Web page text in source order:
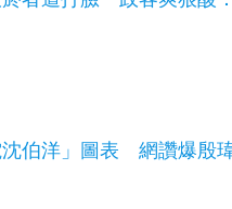
伯洋」圖表 網讚爆殷